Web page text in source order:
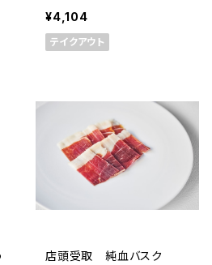
¥4,104
テイクアウト
店頭受取 純血バスク